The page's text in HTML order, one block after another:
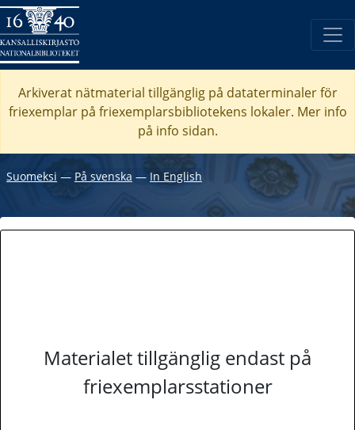
Arkiverat nätmaterial tillgänglig på dataterminaler för
friexemplar på friexemplarsbibliotekens lokaler. Mer info
på info sidan.
Suomeksi ― På svenska ― In English
Materialet tillgänglig endast på
friexemplarsstationer